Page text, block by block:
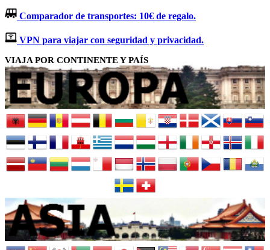
Comparador de transportes: 10€ de regalo.
VPN para viajar con seguridad y privacidad.
VIAJA POR CONTINENTE Y PAÍS